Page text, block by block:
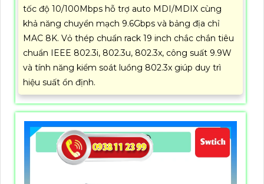
tốc độ 10/100Mbps hỗ trợ auto MDI/MDIX cùng
khả năng chuyển mạch 9.6Gbps và bảng địa chỉ
MAC 8K. Vỏ thép chuẩn rack 19 inch chắc chắn tiêu
chuẩn IEEE 802.3i, 802.3u, 802.3x, công suất 9.9W
và tính năng kiểm soát luồng 802.3x giúp duy trì
hiệu suất ổn định.